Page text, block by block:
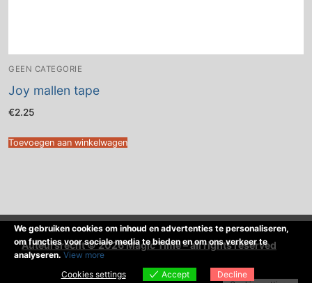
GEEN CATEGORIE
Joy mallen tape
€2.25
Toevoegen aan winkelwagen
Auteursrecht © 2026 Magic Time – all rights reserved
We gebruiken cookies om inhoud en advertenties te personaliseren,
om functies voor sociale media te bieden en om ons verkeer te
analyseren. View more
Cookies settings
Accept Decline